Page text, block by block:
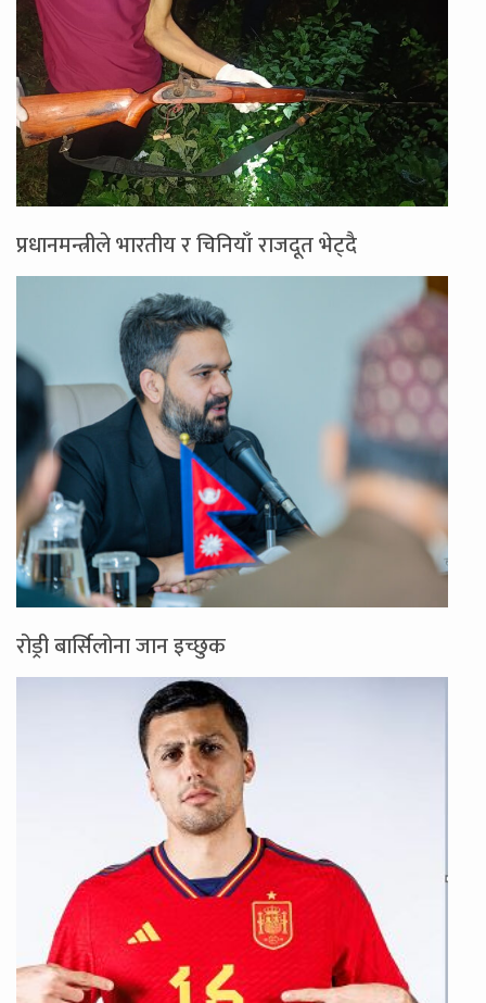
प्रधानमन्त्रीले भारतीय र चिनियाँ राजदूत भेट्दै
रोड्री बार्सिलोना जान इच्छुक